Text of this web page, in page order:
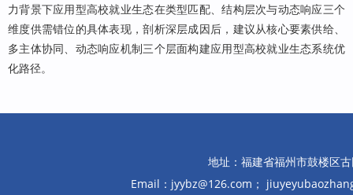
力背景下应用型高校就业生态在类型匹配、结构层次与动态响应三个
维度供需错位的具体表现，剖析深层成因后，建议从核心要素供给、
多主体协同、动态响应机制三个层面构建应用型高校就业生态系统优
化路径。
地址：福建省福州市鼓楼区
Email：jyybz@126.com；